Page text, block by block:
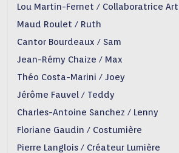
Lou Martin-Fernet / Collaboratrice
Maud Roulet / Ruth
Cantor Bourdeaux / Sam
Jean-Rémy Chaize / Max
Théo Costa-Marini / Joey
Jérôme Fauvel / Teddy
Charles-Antoine Sanchez / Lenny
Floriane Gaudin / Costumière
Pierre Langlois / Créateur Lumière